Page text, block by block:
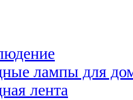
лампы для
лента